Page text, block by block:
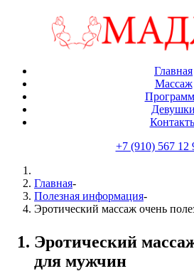
Главная
Массаж
Девушки
+7 (910) 567 12
Главная-
Полезная информация-
Эротический массаж очень
Эротический
для мужчин